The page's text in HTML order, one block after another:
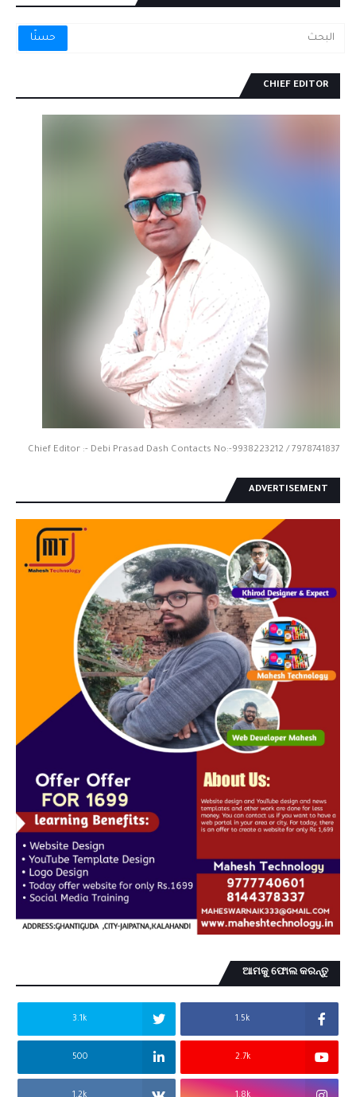
CHIEF EDITOR
Chief Editor :- Debi Prasad Dash Contacts No:-9938223212 / 7978741837
ADVERTISEMENT
ଆମକୁ ଫୋଲ କରନ୍ତୁ
1.5k
3.1k
2.7k
500